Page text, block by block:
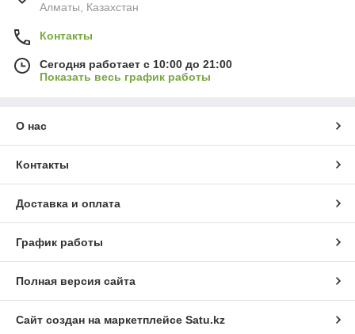
Алматы, Казахстан
Контакты
Сегодня работает с 10:00 до 21:00
Показать весь график работы
О нас
Контакты
Доставка и оплата
График работы
Полная версия сайта
Сайт создан на маркетплейсе Satu.kz